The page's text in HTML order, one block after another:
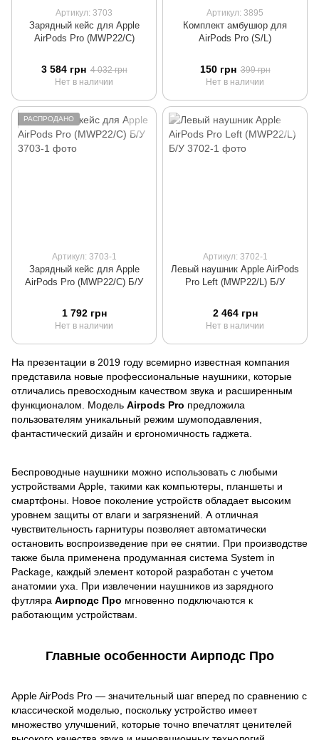
Артикул: 3703
Зарядный кейс для Apple
AirPods Pro (MWP22/C)
3 584 грн 4 032 грн
Нет в наличии
Артикул: 3895
Комплект амбушюр для
AirPods Pro (S/L)
150 грн 399 грн
Нет в наличии
РАСПРОДАНО
Артикул: 3703-1
Зарядный кейс для Apple
AirPods Pro (MWP22/C) Б/У
1 792 грн
Нет в наличии
Артикул: 3702-1
Левый наушник Apple AirPods
Pro Left (MWP22/L) Б/У
2 464 грн
Нет в наличии
На презентации в 2019 году всемирно известная компания
представила новые профессиональные наушники, которые
отличались превосходным качеством звука и расширенным
функционалом. Модель Airpods Pro предложила
пользователям уникальный режим шумоподавления,
фантастический дизайн и єргономичность гаджета.
Беспроводные наушники можно использовать с любыми
устройствами Apple, такими как компьютеры, планшеты и
смартфоны. Новое поколение устройств обладает высоким
уровнем защиты от влаги и загрязнений. А отличная
чувствительность гарнитуры позволяет автоматически
остановить воспроизведение при ее снятии. При производстве
также была применена продуманная система System in
Package, каждый элемент которой разработан с учетом
анатомии уха. При извлечении наушников из зарядного
футляра Аирподс Про мгновенно подключаются к
работающим устройствам.
Главные особенности Аирподс Про
Apple AirPods Pro — значительный шаг вперед по сравнению с
классической моделью, поскольку устройство имеет
множество улучшений, которые точно впечатлят ценителей